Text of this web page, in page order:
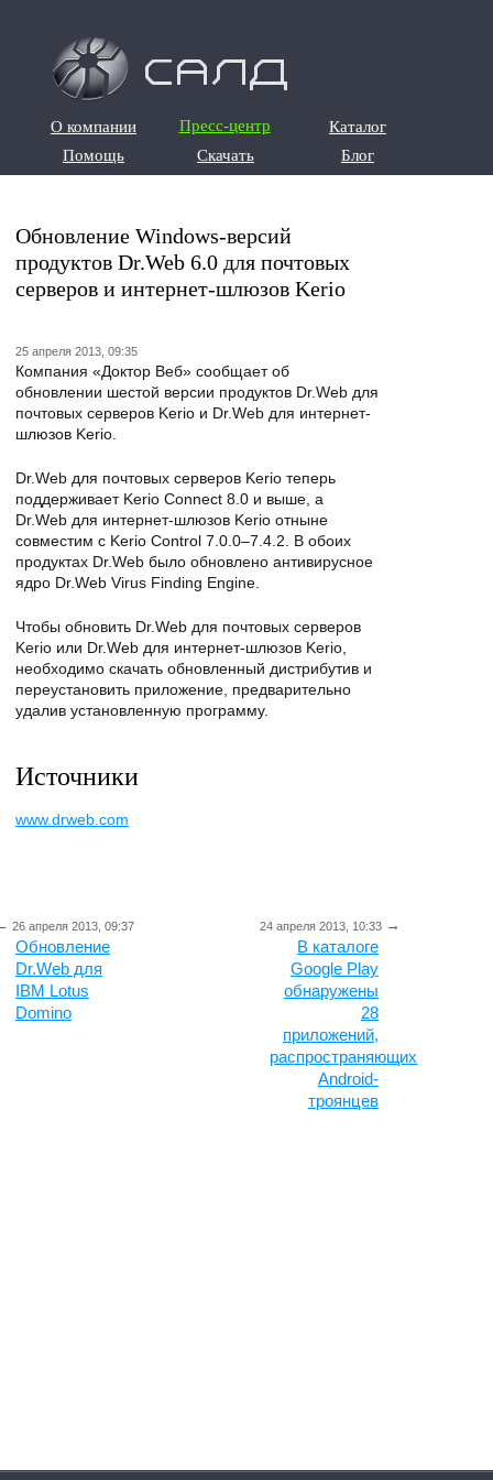
О компании
О компании Пресс-центр Каталог
Каталог
Помощь
Помощь Скачать
Скачать Блог
Блог
Обновление Windows-версий
продуктов Dr.Web 6.0 для почтовых
серверов и интернет-шлюзов Kerio
25 апреля 2013, 09:35
Компания «Доктор Веб» сообщает об
обновлении шестой версии продуктов Dr.Web для
почтовых серверов Kerio и Dr.Web для интернет-
шлюзов Kerio.
Dr.Web для почтовых серверов Kerio теперь
поддерживает Kerio Connect 8.0 и выше, а
Dr.Web для интернет-шлюзов Kerio отныне
совместим с Kerio Control 7.0.0–7.4.2. В обоих
продуктах Dr.Web было обновлено антивирусное
ядро Dr.Web Virus Finding Engine.
Чтобы обновить Dr.Web для почтовых серверов
Kerio или Dr.Web для интернет-шлюзов Kerio,
необходимо скачать обновленный дистрибутив и
переустановить приложение, предварительно
удалив установленную программу.
Источники
www.drweb.com
26 апреля 2013, 09:37
Обновление
Dr.Web для
IBM Lotus
Domino
24 апреля 2013, 10:33 →
В каталоге
Google Play
обнаружены
28
приложений,
распространяющих
Android-
троянцев